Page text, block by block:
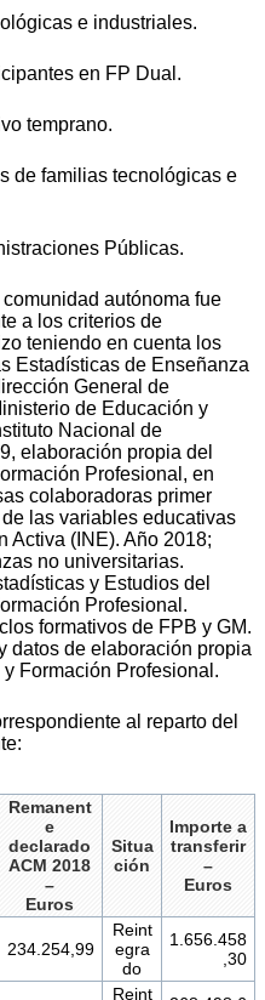
e industriales.
en FP Dual.
temprano.
de familias tecnológicas e
Públicas.
autónoma fue
a los criterios de
teniendo en cuenta los
Estadísticas de Enseñanza
General de
de Educación y
Nacional de
elaboración propia del
Profesional, en
colaboradoras primer
las variables educativas
Activa (INE). Año 2018;
no universitarias.
y Estudios del
Profesional.
formativos de FPB y GM.
datos de elaboración propia
Formación Profesional.
al reparto del
Remanent
e
declarado
ACM 2018
–
Euros
Situa
ción
Importe a
transferir
–
Euros
234.254,99
Reint
egra
do
1.656.458
,30
Reint